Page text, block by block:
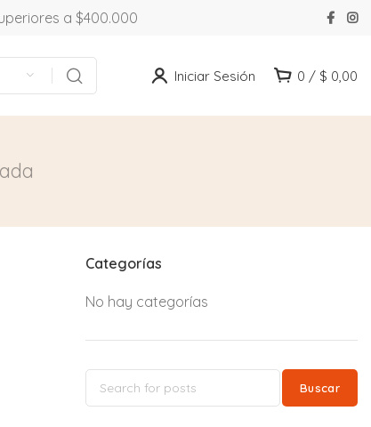
a $400.000
Iniciar Sesión 0 / $ 0,00
Categorías
No hay categorías
Buscar